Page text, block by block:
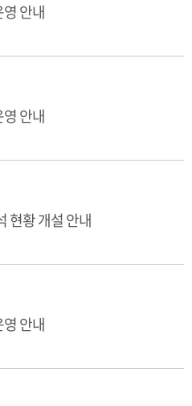
안내
안내
현황 개설 안내
안내